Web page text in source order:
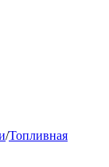
/Топливная